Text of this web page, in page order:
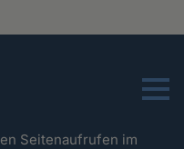
Menu
Seitenaufrufen im